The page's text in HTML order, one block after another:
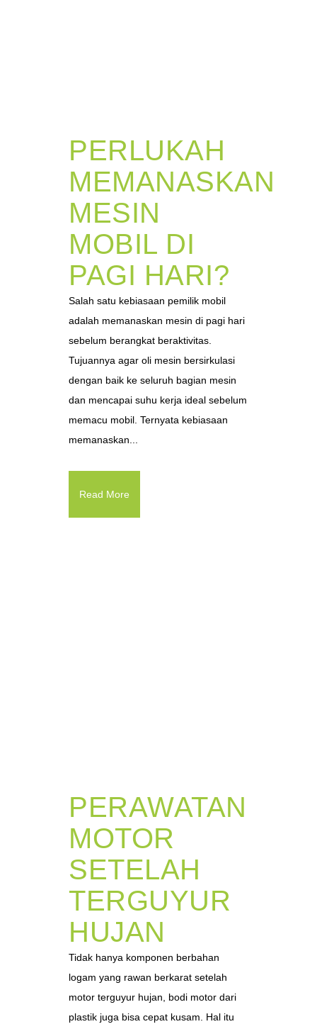
PERLUKAH
MEMANASKAN
MESIN
MOBIL DI
PAGI HARI?
Salah satu kebiasaan pemilik mobil
adalah memanaskan mesin di pagi hari
sebelum berangkat beraktivitas.
Tujuannya agar oli mesin bersirkulasi
dengan baik ke seluruh bagian mesin
dan mencapai suhu kerja ideal sebelum
memacu mobil. Ternyata kebiasaan
memanaskan...
Read More
PERAWATAN
MOTOR
SETELAH
TERGUYUR
HUJAN
Tidak hanya komponen berbahan
logam yang rawan berkarat setelah
motor terguyur hujan, bodi motor dari
plastik juga bisa cepat kusam. Hal itu